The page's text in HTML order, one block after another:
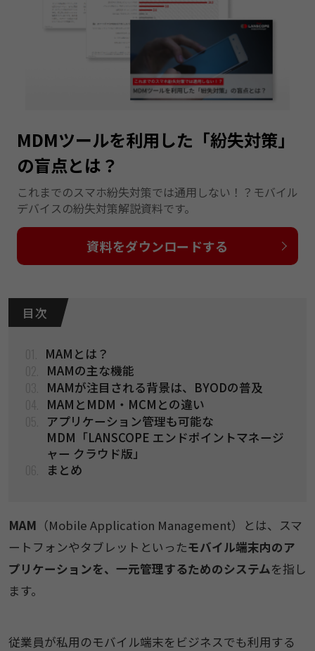
MDMツールを利用した「紛失対策」
の盲点とは？
これまでのスマホ紛失対策では通用しない！？モバイル
デバイスの紛失対策解説資料です。
資料をダウンロードする
目 次
MAMとは？
MAMの主な機能
MAMが注目される背景は、BYODの普及
MAMとMDM・MCMとの違い
アプリケーション管理も可能な
MDM「LANSCOPE エンドポイントマネージ
ャー クラウド版」
まとめ
MAM （Mobile Application Management）とは、スマ
ートフォンやタブレットといったモバイル端末内のア
プリケーションを、一元管理するためのシステムを指し
ます。
従業員が私用のモバイル端末をビジネスでも利用する